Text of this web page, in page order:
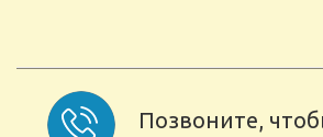
Позвоните,